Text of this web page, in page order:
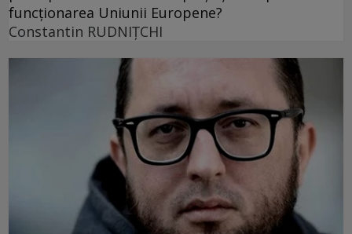
funcționarea Uniunii Europene?
Constantin RUDNIŢCHI